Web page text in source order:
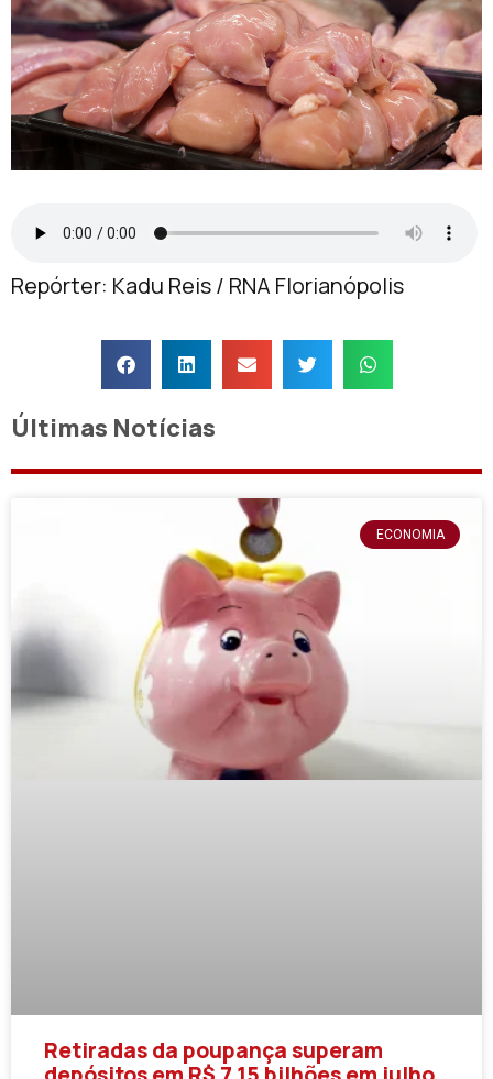
Repórter: Kadu Reis / RNA Florianópolis
Últimas Notícias
ECONOMIA
Retiradas da poupança superam